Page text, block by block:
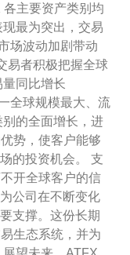
主要资产类别均
最为突出，交易
场波动加剧带动
易者积极把握全球
同比增长
全球规模最大、流
的全面增长，进
势，使客户能够
的投资机会。 支
开全球客户的信
公司在不断变化
支撑。这份长期
生态系统，并为